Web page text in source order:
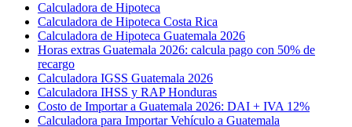
Calculadora de Hipoteca
Calculadora de Hipoteca Costa Rica
Calculadora de Hipoteca Guatemala 2026
Horas extras Guatemala 2026: calcula pago con 50% de
recargo
Calculadora IGSS Guatemala 2026
Calculadora IHSS y RAP Honduras
Costo de Importar a Guatemala 2026: DAI + IVA 12%
Calculadora para Importar Vehículo a Guatemala